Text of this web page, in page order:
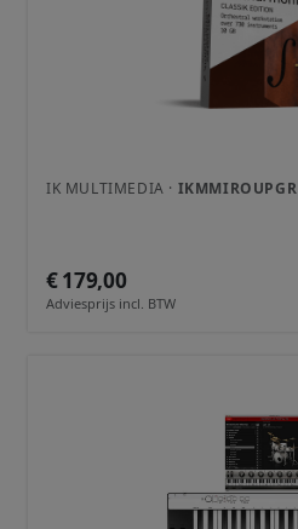
IK MULTIMEDIA · IKMMIROUPGR
€ 179,00
Adviesprijs incl. BTW